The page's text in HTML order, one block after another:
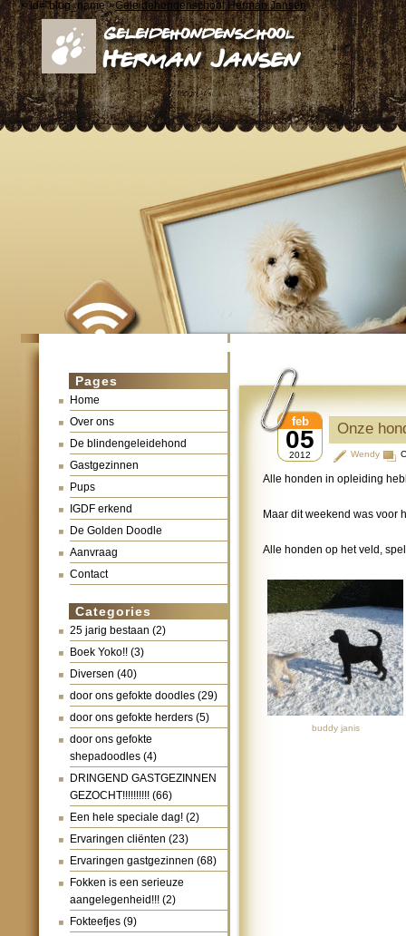
< id="blog_name">Geleidehondenschool Herman Jansen
Pages
Home
Over ons
De blindengeleidehond
Gastgezinnen
Pups
IGDF erkend
De Golden Doodle
Aanvraag
Contact
Categories
25 jarig bestaan (2)
Boek Yoko!! (3)
Diversen (40)
door ons gefokte doodles (29)
door ons gefokte herders (5)
door ons gefokte
shepadoodles (4)
DRINGEND GASTGEZINNEN
GEZOCHT!!!!!!!!!! (66)
Een hele speciale dag! (2)
Ervaringen cliënten (23)
Ervaringen gastgezinnen (68)
Fokken is een serieuze
aangelegenheid!!! (2)
Fokteefjes (9)
Onze
05
feb
2012 Wendy
Alle honden in opleiding
Maar dit weekend was voor
Alle honden op het veld,
buddy janis